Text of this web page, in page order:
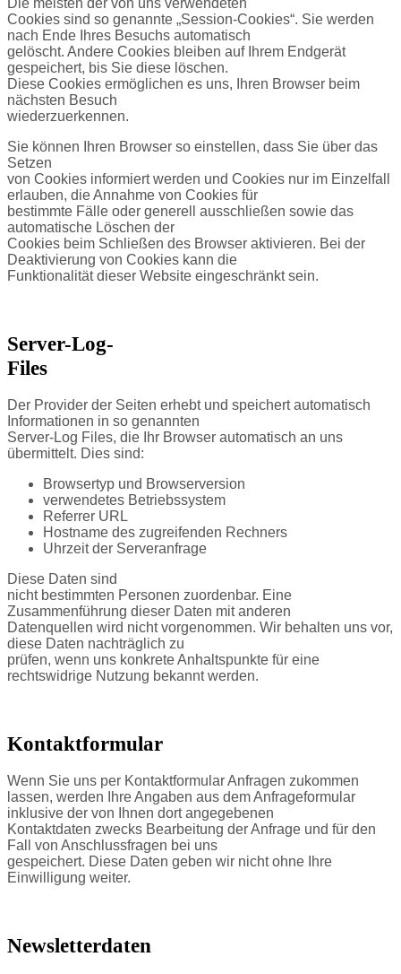
Cookies sind so genannte „Session-Cookies“. Sie werden
nach Ende Ihres Besuchs automatisch
gelöscht. Andere Cookies bleiben auf Ihrem Endgerät
gespeichert, bis Sie diese löschen.
Diese Cookies ermöglichen es uns, Ihren Browser beim
nächsten Besuch
wiederzuerkennen.
Sie können Ihren Browser so einstellen, dass Sie über das
Setzen
von Cookies informiert werden und Cookies nur im Einzelfall
erlauben, die Annahme von Cookies für
bestimmte Fälle oder generell ausschließen sowie das
automatische Löschen der
Cookies beim Schließen des Browser aktivieren. Bei der
Deaktivierung von Cookies kann die
Funktionalität dieser Website eingeschränkt sein.
Server-Log-
Files
Der Provider der Seiten erhebt und speichert automatisch
Informationen in so genannten
Server-Log Files, die Ihr Browser automatisch an uns
übermittelt. Dies sind:
Browsertyp und Browserversion
verwendetes Betriebssystem
Referrer URL
Hostname des zugreifenden Rechners
Uhrzeit der Serveranfrage
Diese Daten sind
nicht bestimmten Personen zuordenbar. Eine
Zusammenführung dieser Daten mit anderen
Datenquellen wird nicht vorgenommen. Wir behalten uns vor,
diese Daten nachträglich zu
prüfen, wenn uns konkrete Anhaltspunkte für eine
rechtswidrige Nutzung bekannt werden.
Kontaktformular
Wenn Sie uns per Kontaktformular Anfragen zukommen
lassen, werden Ihre Angaben aus dem Anfrageformular
inklusive der von Ihnen dort angegebenen
Kontaktdaten zwecks Bearbeitung der Anfrage und für den
Fall von Anschlussfragen bei uns
gespeichert. Diese Daten geben wir nicht ohne Ihre
Einwilligung weiter.
Newsletterdaten